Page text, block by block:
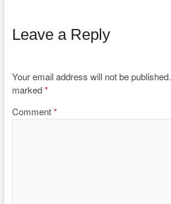
Leave a Reply
Your email address will not be published.
marked*
Comment*